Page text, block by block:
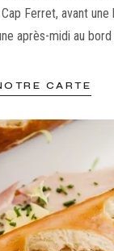
Ferret, avant une
après-midi au bord
CARTE